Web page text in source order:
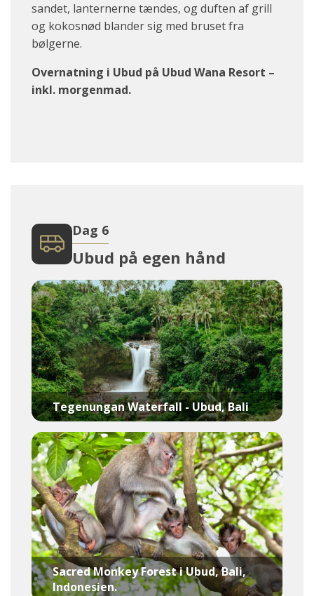
sandet, lanternerne tændes, og duften af grill
og kokosnød blander sig med bruset fra
bølgerne.
Overnatning i Ubud på Ubud Wana Resort –
inkl. morgenmad.
Dag 6
Ubud på egen hånd
Tegenungan Waterfall - Ubud, Bali
Sacred Monkey Forest i Ubud, Bali,
Indonesien.